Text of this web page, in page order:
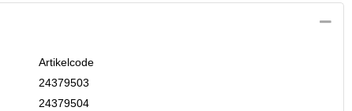
Artikelcode
24379503
24379504